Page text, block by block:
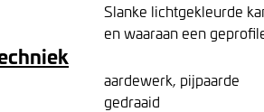
Slanke lichtgekleurde
en waaraan een
aardewerk, pijpaarde
gedraaid